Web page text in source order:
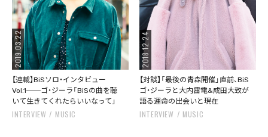
2019.03.22
【連載】BiSソロ・インタビュー
Vol.1──ゴ・ジーラ「BiSの曲を聴
いて生きてくれたらいいなって」
INTERVIEW MUSIC
2018.12.24
【対談】「最後の青森開催」直前、BiS
ゴ・ジーラと大内雷電&成田大致が
語る運命の出会いと現在
INTERVIEW MUSIC